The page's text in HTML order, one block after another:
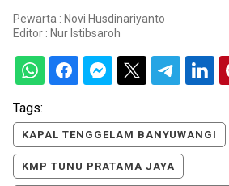
Pewarta : Novi Husdinariyanto
Editor : Nur Istibsaroh
Tags:
KAPAL TENGGELAM BANYUWANGI
KMP TUNU PRATAMA JAYA